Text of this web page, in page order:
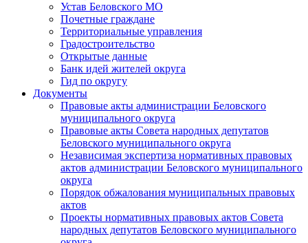
Устав Беловского МО
Почетные граждане
Территориальные управления
Градостроительство
Открытые данные
Банк идей жителей округа
Гид по округу
Документы
Правовые акты администрации Беловского
муниципального округа
Правовые акты Совета народных депутатов
Беловского муниципального округа
Независимая экспертиза нормативных правовых
актов администрации Беловского муниципального
округа
Порядок обжалования муниципальных правовых
актов
Проекты нормативных правовых актов Совета
народных депутатов Беловского муниципального